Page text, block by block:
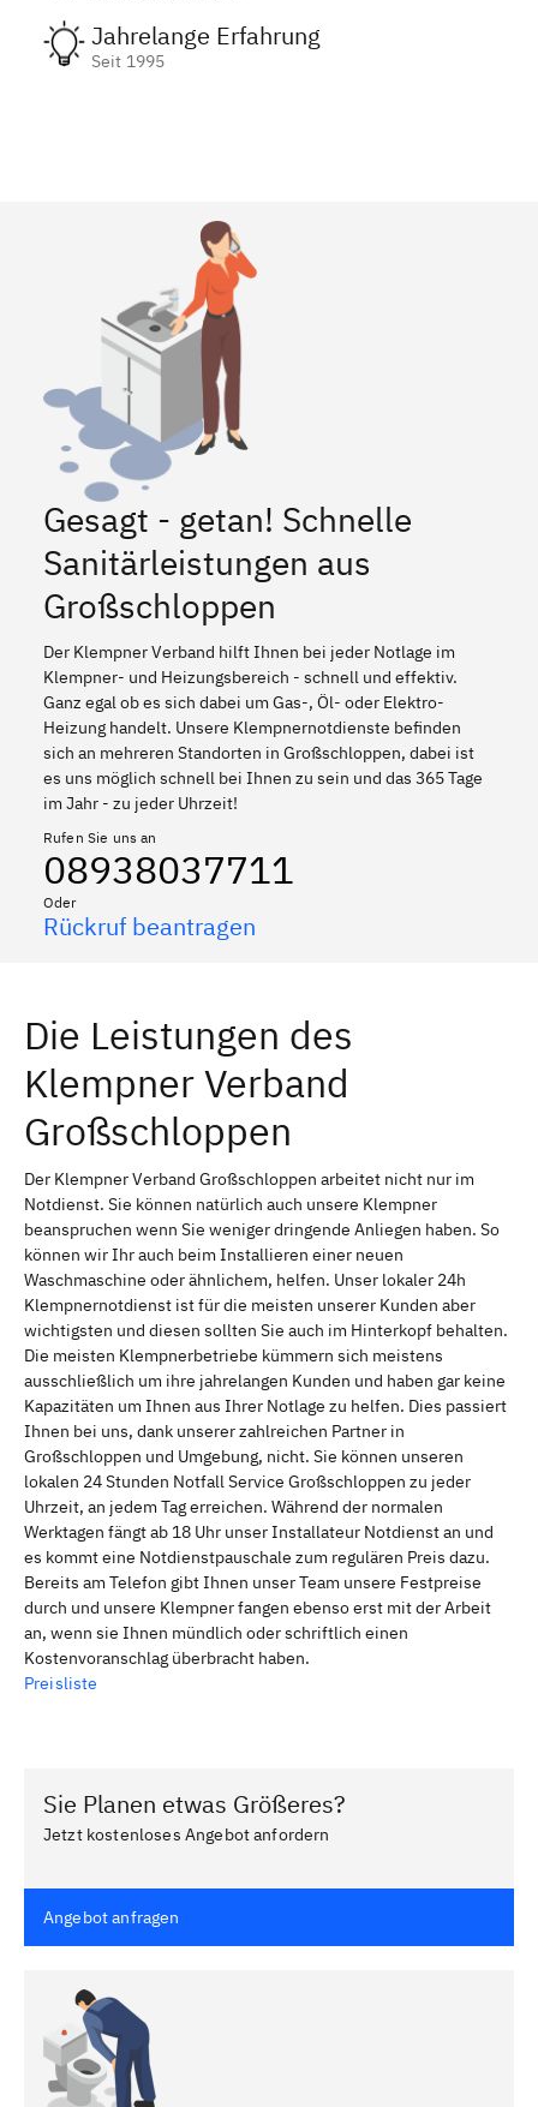
Jahrelange Erfahrung
Seit 1995
Gesagt - getan! Schnelle
Sanitärleistungen aus
Großschloppen
Der Klempner Verband hilft Ihnen bei jeder Notlage im
Klempner- und Heizungsbereich - schnell und effektiv.
Ganz egal ob es sich dabei um Gas-, Öl- oder Elektro-
Heizung handelt. Unsere Klempnernotdienste befinden
sich an mehreren Standorten in Großschloppen, dabei ist
es uns möglich schnell bei Ihnen zu sein und das 365 Tage
im Jahr - zu jeder Uhrzeit!
Rufen Sie uns an
08938037711
Oder
Rückruf beantragen
Die Leistungen des
Klempner Verband
Großschloppen
Der Klempner Verband Großschloppen arbeitet nicht nur im
Notdienst. Sie können natürlich auch unsere Klempner
beanspruchen wenn Sie weniger dringende Anliegen haben. So
können wir Ihr auch beim Installieren einer neuen
Waschmaschine oder ähnlichem, helfen. Unser lokaler 24h
Klempnernotdienst ist für die meisten unserer Kunden aber
wichtigsten und diesen sollten Sie auch im Hinterkopf behalten.
Die meisten Klempnerbetriebe kümmern sich meistens
ausschließlich um ihre jahrelangen Kunden und haben gar keine
Kapazitäten um Ihnen aus Ihrer Notlage zu helfen. Dies passiert
Ihnen bei uns, dank unserer zahlreichen Partner in
Großschloppen und Umgebung, nicht. Sie können unseren
lokalen 24 Stunden Notfall Service Großschloppen zu jeder
Uhrzeit, an jedem Tag erreichen. Während der normalen
Werktagen fängt ab 18 Uhr unser Installateur Notdienst an und
es kommt eine Notdienstpauschale zum regulären Preis dazu.
Bereits am Telefon gibt Ihnen unser Team unsere Festpreise
durch und unsere Klempner fangen ebenso erst mit der Arbeit
an, wenn sie Ihnen mündlich oder schriftlich einen
Kostenvoranschlag überbracht haben.
Preisliste
Sie Planen etwas Größeres?
Jetzt kostenloses Angebot anfordern
Angebot anfragen